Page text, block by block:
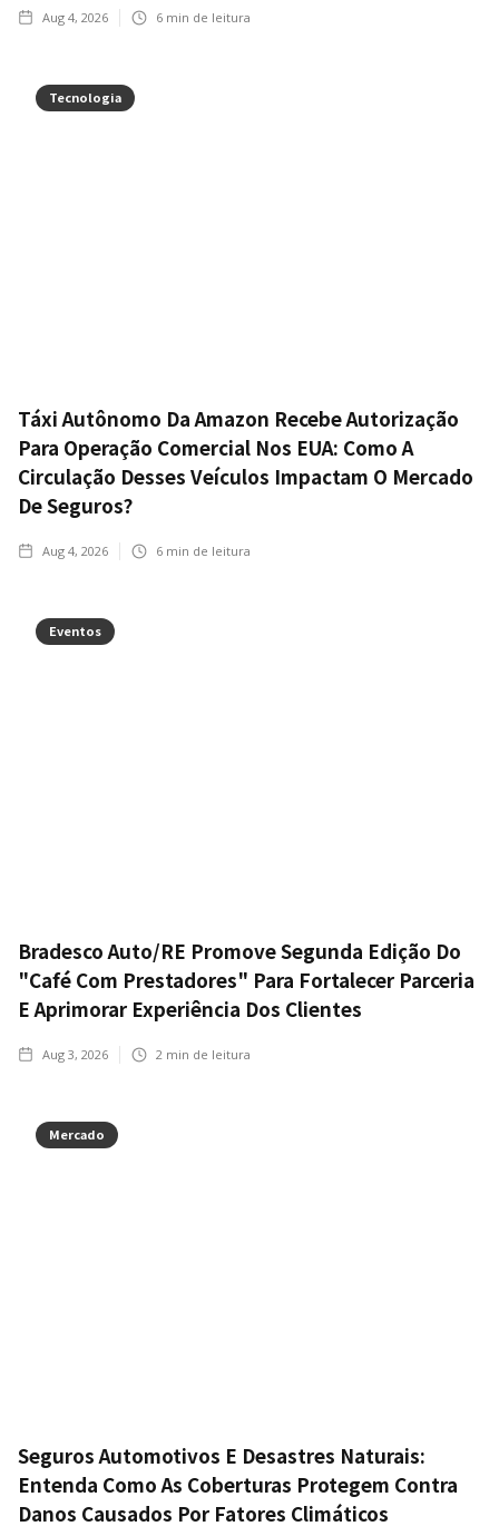
Aug 4, 2026 6 min de leitura
Tecnologia
Táxi Autônomo Da Amazon Recebe Autorização
Para Operação Comercial Nos EUA: Como A
Circulação Desses Veículos Impactam O Mercado
De Seguros?
Aug 4, 2026 6 min de leitura
Eventos
Bradesco Auto/RE Promove Segunda Edição Do
"Café Com Prestadores" Para Fortalecer Parceria
E Aprimorar Experiência Dos Clientes
Aug 3, 2026 2 min de leitura
Mercado
Seguros Automotivos E Desastres Naturais:
Entenda Como As Coberturas Protegem Contra
Danos Causados Por Fatores Climáticos